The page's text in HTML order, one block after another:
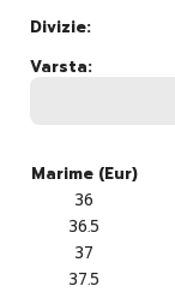
Divizie:
Varsta:
Marime (Eur)
36
36.5
37
37.5